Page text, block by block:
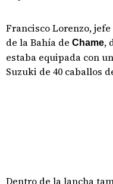
Francisco Lorenzo,
de la Bahía de Chame,
estaba equipada con
Suzuki de 40 caballos
Dentro de la lancha